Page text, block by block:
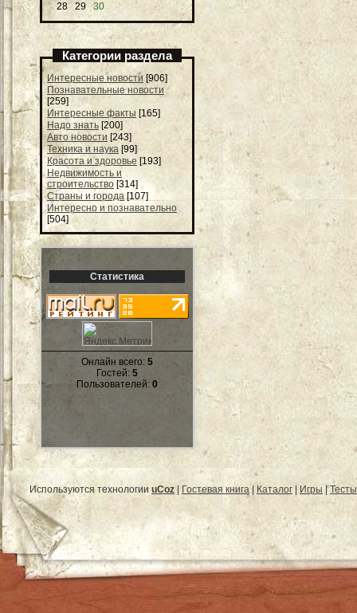
28
29 30
Категории раздела
Интересные новости [906]
Познавательные новости
[259]
Интересные факты [165]
Надо знать [200]
Авто новости [243]
Техника и наука [99]
Красота и здоровье [193]
Недвижимость и
строительство [314]
Страны и города [107]
Интересно и познавательно
[504]
Статистика
Онлайн всего: 5
Гостей: 5
Пользователей: 0
Используются технологии uCoz Гостевая книга| Каталог Игры |Тесты